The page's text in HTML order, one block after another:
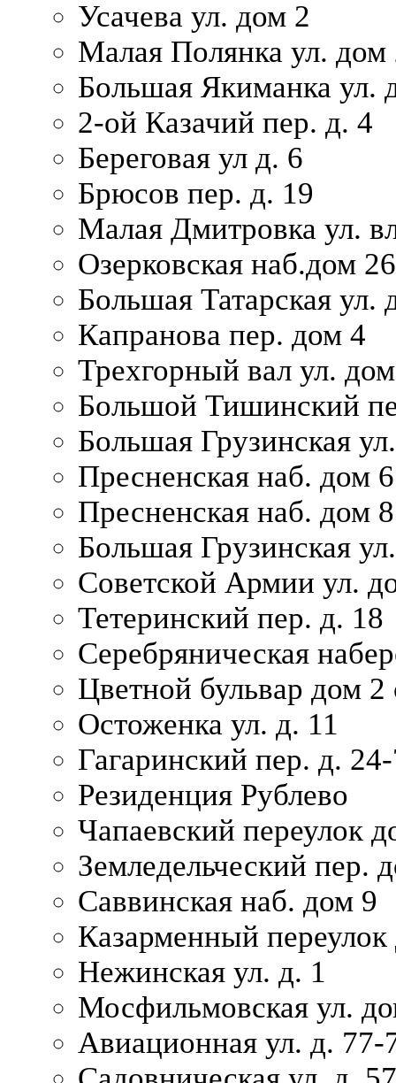
Усачева ул. дом 2
Малая Полянка ул. дом
Большая Якиманка ул.
2-ой Казачий пер. д. 4
Береговая ул д. 6
Брюсов пер. д. 19
Малая Дмитровка ул.
Озерковская наб.дом 26
Большая Татарская ул.
Капранова пер. дом 4
Трехгорный вал ул.
Большой Тишинский
Большая Грузинская
Пресненская наб. дом
Пресненская наб. дом 8
Большая Грузинская
Советской Армии ул.
Тетеринский пер. д. 18
Серебряническая
Цветной бульвар дом 2
Остоженка ул. д. 11
Гагаринский пер. д.
Резиденция Рублево
Чапаевский переулок
Земледельческий пер.
Саввинская наб. дом 9
Казарменный переулок
Нежинская ул. д. 1
Мосфильмовская ул.
Авиационная ул. д. 77-